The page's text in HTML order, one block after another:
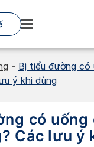
- Bị tiểu đường
ý khi dùng
có uống
Các lưu ý